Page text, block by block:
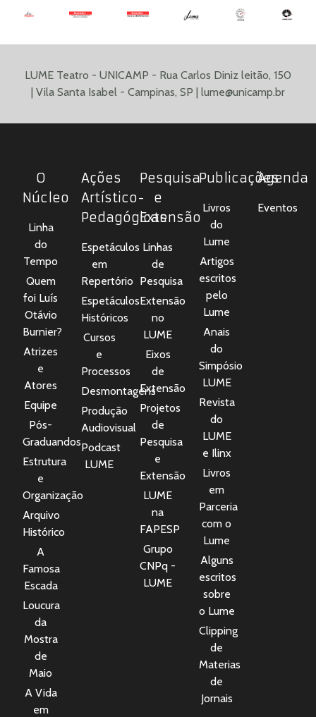
LUME Teatro - UNICAMP - Rua Carlos Diniz leitão, 150
| Vila Santa Isabel - Campinas, SP | lume@unicamp.br
O
Núcleo
Linha
do
Tempo
Quem
foi Luís
Otávio
Burnier?
Atrizes
e
Atores
Equipe
Pós-
Graduandos
Estrutura
e
Organização
Arquivo
Histórico
A
Famosa
Escada
Loucura
da
Mostra
de
Maio
A Vida
em
Ações
Artístico-
Pedagógicas
Espetáculos
em
Repertório
Espetáculos
Históricos
Cursos
e
Processos
Desmontagens
Produção
Audiovisual
Podcast
LUME
Pesquisa
e
Extensão
Linhas
de
Pesquisa
Extensão
no
LUME
Eixos
de
Extensão
Projetos
de
Pesquisa
e
Extensão
LUME
na
FAPESP
Grupo
CNPq -
LUME
Publicações
Livros
do
Lume
Artigos
escritos
pelo
Lume
Anais
do
Simpósio
LUME
Revista
do
LUME
e Ilinx
Livros
em
Parceria
com o
Lume
Alguns
escritos
sobre
o Lume
Clipping
de
Materias
de
Jornais
Agenda
Eventos